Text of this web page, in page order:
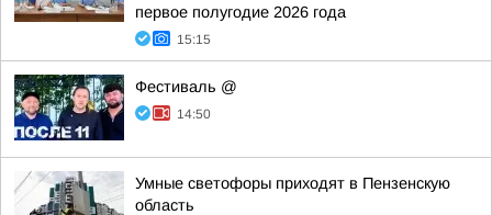
первое полугодие 2026 года
15:15
Фестиваль @
14:50
Умные светофоры приходят в Пензенскую
область